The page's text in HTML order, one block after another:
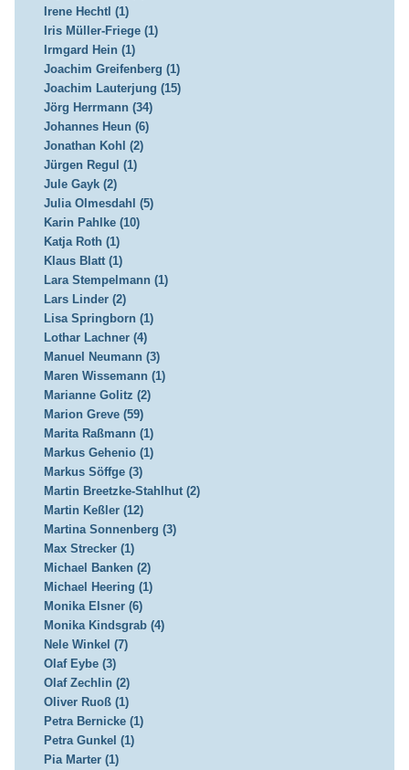
Irene Hechtl (1)
Iris Müller-Friege (1)
Irmgard Hein (1)
Joachim Greifenberg (1)
Joachim Lauterjung (15)
Jörg Herrmann (34)
Johannes Heun (6)
Jonathan Kohl (2)
Jürgen Regul (1)
Jule Gayk (2)
Julia Olmesdahl (5)
Karin Pahlke (10)
Katja Roth (1)
Klaus Blatt (1)
Lara Stempelmann (1)
Lars Linder (2)
Lisa Springborn (1)
Lothar Lachner (4)
Manuel Neumann (3)
Maren Wissemann (1)
Marianne Golitz (2)
Marion Greve (59)
Marita Raßmann (1)
Markus Gehenio (1)
Markus Söffge (3)
Martin Breetzke-Stahlhut (2)
Martin Keßler (12)
Martina Sonnenberg (3)
Max Strecker (1)
Michael Banken (2)
Michael Heering (1)
Monika Elsner (6)
Monika Kindsgrab (4)
Nele Winkel (7)
Olaf Eybe (3)
Olaf Zechlin (2)
Oliver Ruoß (1)
Petra Bernicke (1)
Petra Gunkel (1)
Pia Marter (1)